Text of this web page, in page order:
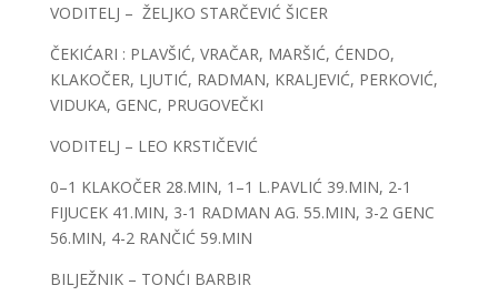
VODITELJ – ŽELJKO STARČEVIĆ ŠICER
ČEKIĆARI : PLAVŠIĆ, VRAČAR, MARŠIĆ, ĆENDO,
KLAKOČER, LJUTIĆ, RADMAN, KRALJEVIĆ, PERKOVIĆ,
VIDUKA, GENC, PRUGOVEČKI
VODITELJ – LEO KRSTIČEVIĆ
0–1 KLAKOČER 28.MIN, 1–1 L.PAVLIĆ 39.MIN, 2-1
FIJUCEK 41.MIN, 3-1 RADMAN AG. 55.MIN, 3-2 GENC
56.MIN, 4-2 RANČIĆ 59.MIN
BILJEŽNIK – TONĆI BARBIR